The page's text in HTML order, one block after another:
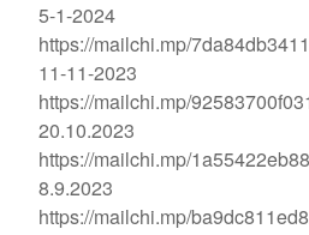
5-1-2024
https://mailchi.mp/
11-11-2023
https://mailchi.mp/
20.10.2023
https://mailchi.mp/
8.9.2023
https://mailchi.mp/